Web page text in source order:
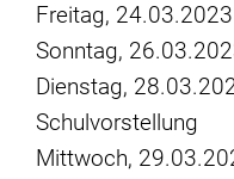
Freitag,
Sonntag,
Dienstag,
Schulvorstellung
Mittwoch,